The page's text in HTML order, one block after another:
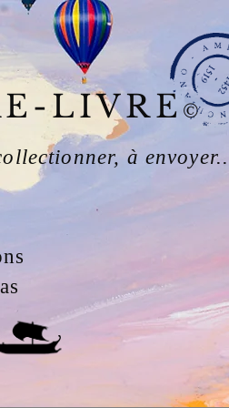
LIVRE©
à